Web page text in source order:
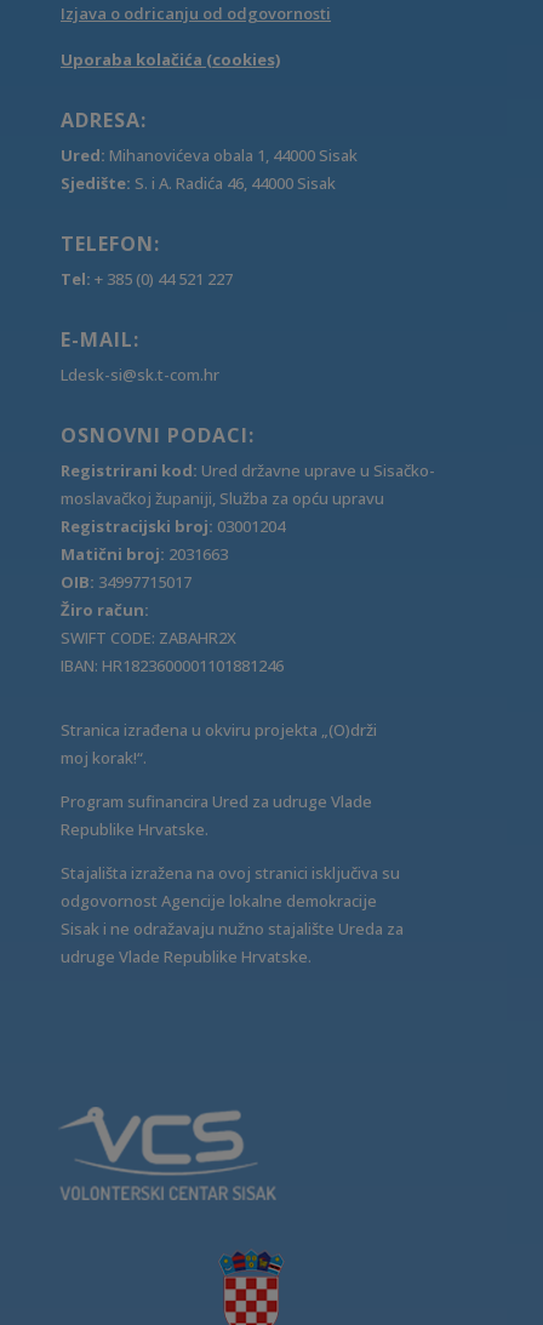
Izjava o odricanju od odgovornosti
Uporaba kolačića (cookies)
ADRESA:
Ured: Mihanovićeva obala 1, 44000 Sisak
Sjedište: S. i A. Radića 46, 44000 Sisak
TELEFON:
Tel: + 385 (0) 44 521 227
E-MAIL:
Ldesk-si@sk.t-com.hr
OSNOVNI PODACI:
Registrirani kod: Ured državne uprave u Sisačko-
moslavačkoj županiji, Služba za opću upravu
Registracijski broj: 03001204
Matični broj: 2031663
OIB: 34997715017
Žiro račun:
SWIFT CODE: ZABAHR2X
IBAN: HR1823600001101881246
Stranica izrađena u okviru projekta „(O)drži
moj korak!“.
Program sufinancira Ured za udruge Vlade
Republike Hrvatske.
Stajališta izražena na ovoj stranici isključiva su
odgovornost Agencije lokalne demokracije
Sisak i ne odražavaju nužno stajalište Ureda za
udruge Vlade Republike Hrvatske.